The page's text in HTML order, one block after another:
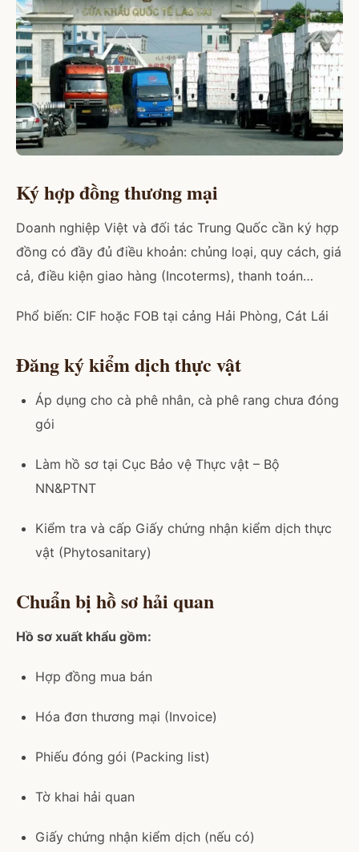
Ký hợp đồng thương mại
Doanh nghiệp Việt và đối tác Trung Quốc cần ký hợp
đồng có đầy đủ điều khoản: chủng loại, quy cách, giá
cả, điều kiện giao hàng (Incoterms), thanh toán…
Phổ biến: CIF hoặc FOB tại cảng Hải Phòng, Cát Lái
Đăng ký kiểm dịch thực vật
Áp dụng cho cà phê nhân, cà phê rang chưa đóng
gói
Làm hồ sơ tại Cục Bảo vệ Thực vật – Bộ
NN&PTNT
Kiểm tra và cấp Giấy chứng nhận kiểm dịch thực
vật (Phytosanitary)
Chuẩn bị hồ sơ hải quan
Hồ sơ xuất khẩu gồm:
Hợp đồng mua bán
Hóa đơn thương mại (Invoice)
Phiếu đóng gói (Packing list)
Tờ khai hải quan
Giấy chứng nhận kiểm dịch (nếu có)